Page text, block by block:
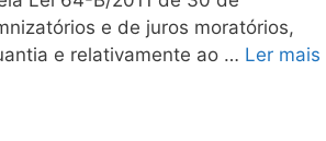
e de juros moratórios,
e relativamente ao … Ler mais